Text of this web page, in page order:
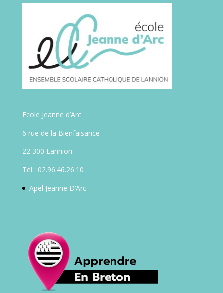
Ecole Jeanne d’Arc
6 rue de la Bienfaisance
22 300 Lannion
Tel : 02.96.46.26.10
Apel Jeanne D’Arc